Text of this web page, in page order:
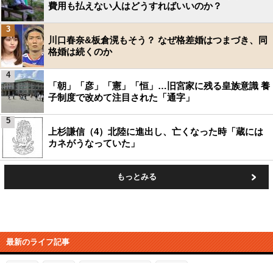
費用も払えない人はどうすればいいのか？
川口春奈&板倉滉もそう？ なぜ格差婚はつまづき、同
格婚は続くのか
3
「朝」「彦」「憲」「恒」…旧宮家に残る皇族意識 養
子制度で改めて注目された「通字」
4
上杉謙信（4）北陸に進出し、亡くなった時「蔵には
カネがうなっていた」
5
もっとみる
最新のライフ記事